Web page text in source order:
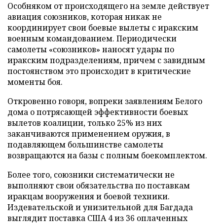
Особняком от происходящего на земле действует
авиация союзников, которая никак не
координирует свои боевые вылеты с иракским
военным командованием. Периодически
самолеты «союзников» наносят удары по
иракским подразделениям, причем с завидным
постоянством это происходит в критические
моменты боя.
Откровенно говоря, вопреки заявлениям Белого
дома о потрясающей эффективности боевых
вылетов коалиции, только 25% из них
заканчиваются применением оружия, в
подавляющем большинстве самолеты
возвращаются на базы с полным боекомплектом.
Более того, союзники систематически не
выполняют свои обязательства по поставкам
иракцам вооружения и боевой техники.
Издевательской и унизительной для Багдада
выглядит поставка США 4 из 36 оплаченных